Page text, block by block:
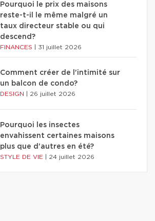
Pourquoi le prix des maisons
reste-t-il le même malgré un
taux directeur stable ou qui
descend?
FINANCES 31 juillet 2026
Comment créer de l'intimité sur
un balcon de condo?
DESIGN 26 juillet 2026
Pourquoi les insectes
envahissent certaines maisons
plus que d'autres en été?
STYLE DE VIE 24 juillet 2026